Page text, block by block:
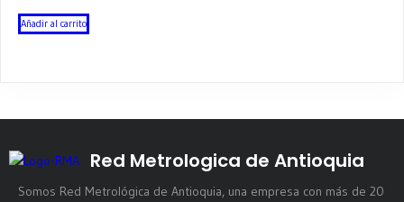
Añadir al carrito
Red Metrologica de Antioquia
Somos Red Metrológica de Antioquia, una empresa con más de 20